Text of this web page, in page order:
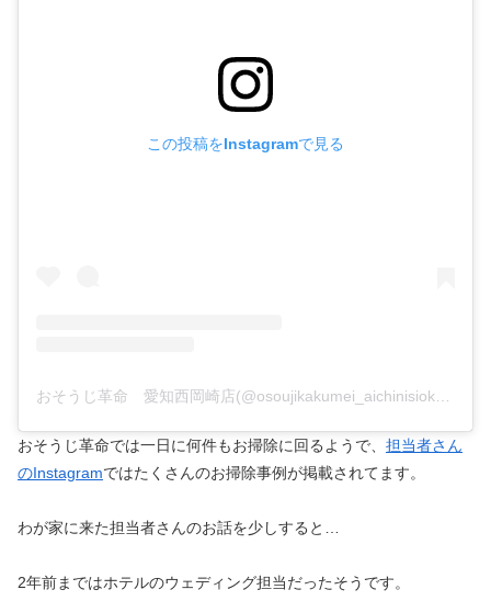
この投稿をInstagramで見る
おそうじ革命では一日に何件もお掃除に回るようで、 担当者さん
のInstagramではたくさんのお掃除事例が掲載されてます。
わが家に来た担当者さんのお話を少しすると…
2年前まではホテルのウェディング担当だったそうです。